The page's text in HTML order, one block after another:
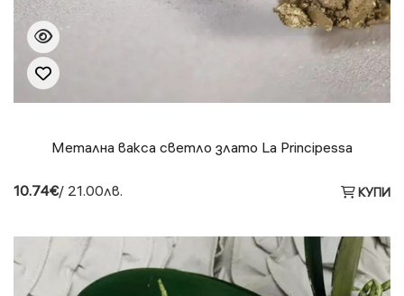
Метална вакса светло злато La Principessa
10.74€/ 21.00лв. КУПИ